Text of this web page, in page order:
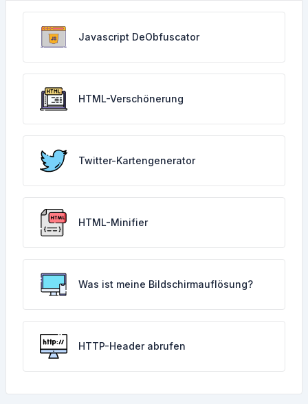
Javascript DeObfuscator
HTML-Verschönerung
Twitter-Kartengenerator
HTML-Minifier
Was ist meine Bildschirmauflösung?
HTTP-Header abrufen